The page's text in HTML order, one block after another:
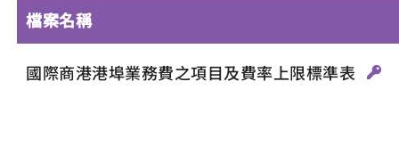
檔案名稱
國際商港港埠業務費之項目及費率上限標準表